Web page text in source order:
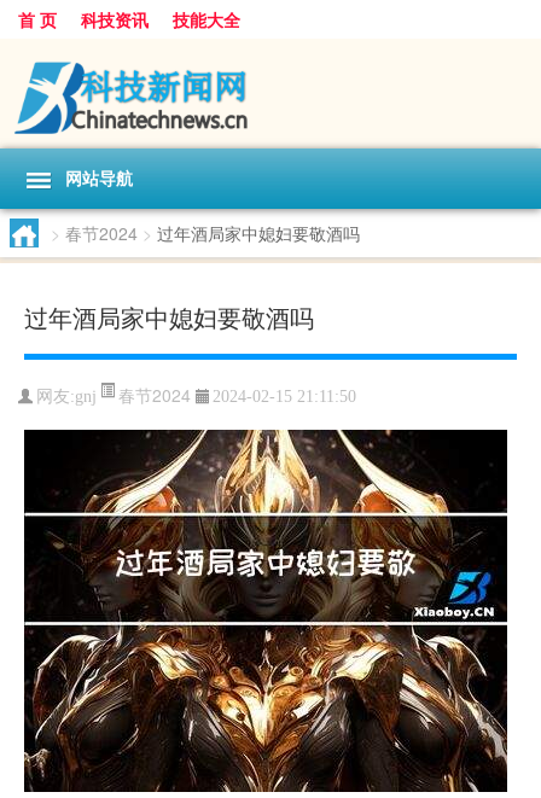
首 页 科技资讯 技能大全
网站导航
> 春节2024 > 过年酒局家中媳妇要敬酒吗
过年酒局家中媳妇要敬酒吗
网友:gnj 春节2024 2024-02-15 21:11:50